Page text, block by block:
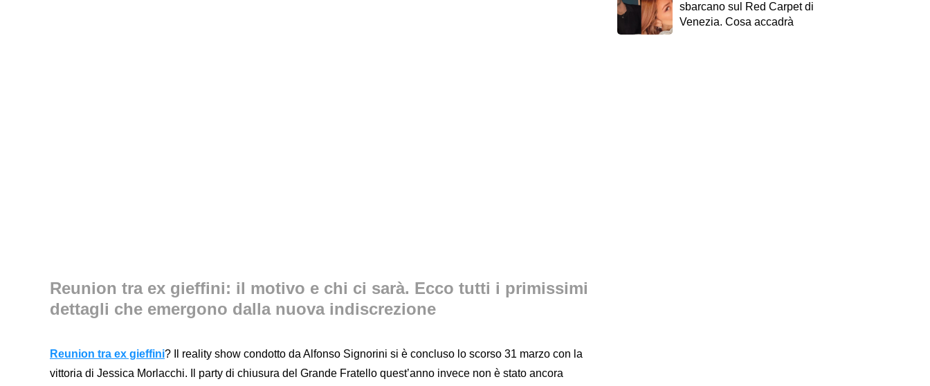
Reunion tra ex gieffini: il motivo e chi ci sarà. Ecco tutti i primissimi
dettagli che emergono dalla nuova indiscrezione
Reunion tra ex gieffini? Il reality show condotto da Alfonso Signorini si è concluso lo scorso 31 marzo con la
vittoria di Jessica Morlacchi. Il party di chiusura del Grande Fratello quest’anno invece non è stato ancora
sbarcano sul Red Carpet di
Venezia. Cosa accadrà